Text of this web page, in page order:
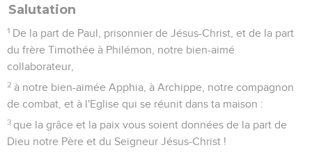
Salutation
1 De la part de Paul, prisonnier de Jésus-Christ, et de la part
du frère Timothée à Philémon, notre bien-aimé
collaborateur,
2 à notre bien-aimée Apphia, à Archippe, notre compagnon
de combat, et à l'Eglise qui se réunit dans ta maison :
3 que la grâce et la paix vous soient données de la part de
Dieu notre Père et du Seigneur Jésus-Christ !